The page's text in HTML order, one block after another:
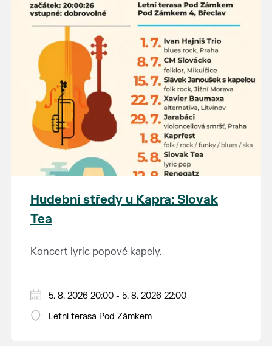
Hudební středy u Kapra: Slovak
Tea
Koncert lyric popové kapely.
5. 8. 2026 20:00 - 5. 8. 2026 22:00
Letní terasa Pod Zámkem